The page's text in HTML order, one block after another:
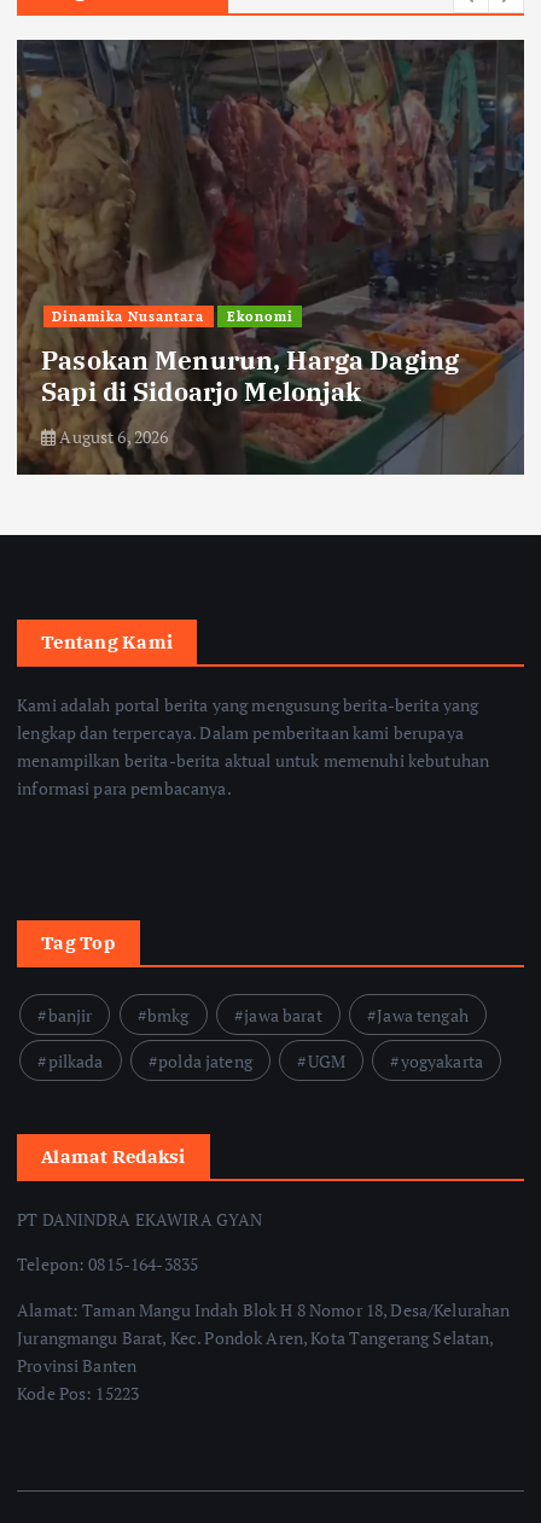
Humaniora pendidikan
Siswa SD Muhammadiyah 3 Ikrom
Belajar Kelola Sampah dan Energi
Terbarukan
August 6, 2026
Tentang Kami
Kami adalah portal berita yang mengusung berita-berita yang
lengkap dan terpercaya. Dalam pemberitaan kami berupaya
menampilkan berita-berita aktual untuk memenuhi kebutuhan
informasi para pembacanya.
Tag Top
banjir bmkg jawa barat
Jawa tengah
pilkada
polda jateng UGM yogyakarta
Alamat Redaksi
PT DANINDRA EKAWIRA GYAN
Telepon: 0815-164-3835
Alamat: Taman Mangu Indah Blok H 8 Nomor 18, Desa/Kelurahan
Jurangmangu Barat, Kec. Pondok Aren, Kota Tangerang Selatan,
Provinsi Banten
Kode Pos: 15223